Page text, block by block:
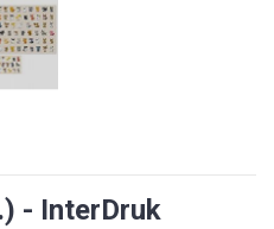
- InterDruk